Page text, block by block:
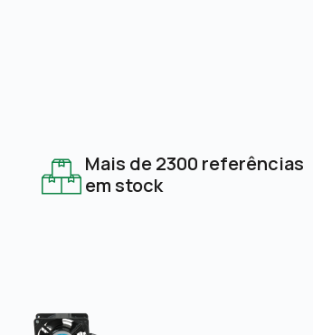
Mais de 2300 referências
em stock